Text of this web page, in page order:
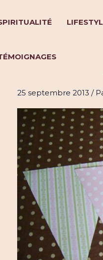
25 septembre 2013 /